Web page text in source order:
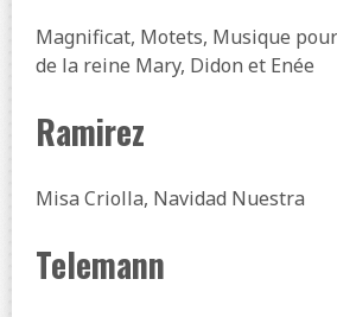
Magnificat, Motets, Musique
de la reine Mary, Didon et Enée
Ramirez
Misa Criolla, Navidad Nuestra
Telemann